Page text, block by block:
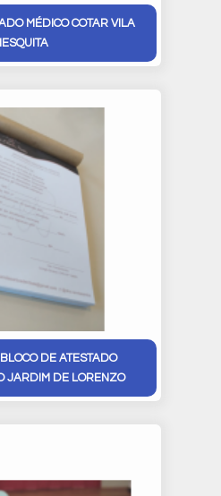
MÉDICO COTAR VILA
DE ATESTADO
JARDIM DE LORENZO